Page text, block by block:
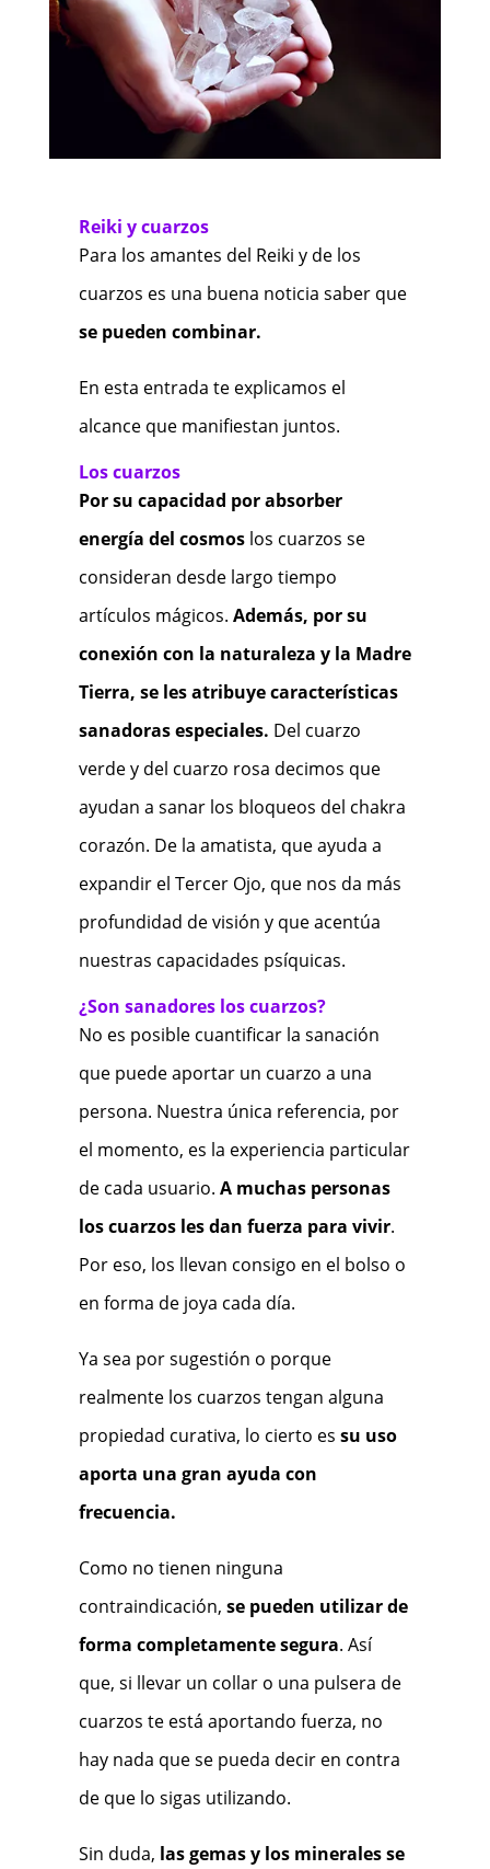
Reiki y cuarzos
Para los amantes del Reiki y de los
cuarzos es una buena noticia saber que
se pueden combinar.
En esta entrada te explicamos el
alcance que manifiestan juntos.
Los cuarzos
Por su capacidad por absorber
energía del cosmoslos cuarzos se
consideran desde largo tiempo
artículos mágicos. Además, por su
conexión con la naturaleza y la Madre
Tierra, se les atribuye características
sanadoras especiales. Del cuarzo
verde y del cuarzo rosa decimos que
ayudan a sanar los bloqueos del chakra
corazón. De la amatista, que ayuda a
expandir el Tercer Ojo, que nos da más
profundidad de visión y que acentúa
nuestras capacidades psíquicas.
¿Son sanadores los cuarzos?
No es posible cuantificar la sanación
que puede aportar un cuarzo a una
persona. Nuestra única referencia, por
el momento, es la experiencia particular
de cada usuario. A muchas personas
los cuarzos les dan fuerza para vivir.
Por eso, los llevan consigo en el bolso o
en forma de joya cada día.
Ya sea por sugestión o porque
realmente los cuarzos tengan alguna
propiedad curativa, lo cierto es su uso
aporta una gran ayuda con
frecuencia.
Como no tienen ninguna
contraindicación, se pueden utilizar de
forma completamente segura. Así
que, si llevar un collar o una pulsera de
cuarzos te está aportando fuerza, no
hay nada que se pueda decir en contra
de que lo sigas utilizando.
Sin duda, las gemas y los minerales se